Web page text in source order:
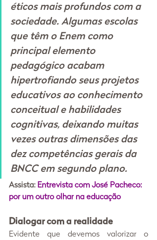
éticos mais profundos com a
sociedade. Algumas escolas
que têm o Enem como
principal elemento
pedagógico acabam
hipertrofiando seus projetos
educativos ao conhecimento
conceitual e habilidades
cognitivas, deixando muitas
vezes outras dimensões das
dez competências gerais da
BNCC em segundo plano.
Assista: Entrevista com José Pacheco:
por um outro olhar na educação
Dialogar com a realidade
Evidente que devemos valorizar o